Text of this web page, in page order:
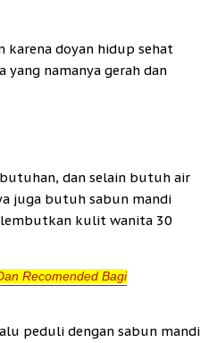
karena doyan hidup sehat
yang namanya gerah dan
dan selain butuh air
juga butuh sabun mandi
kulit wanita 30
Recomended Bagi
peduli dengan sabun mandi